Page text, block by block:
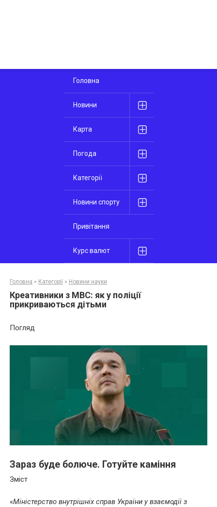
Головна
Новини
Карта
Погода
Категорії
Новини спорту
Привітання
Курс валют
Головна » Категорії » Новини науки
Креативники з МВС: як у поліції
прикриваються дітьми
Погляд
Зараз буде болюче. Готуйте каміння
Зміст
«Міністерство внутрішніх справ України у взаємодії з